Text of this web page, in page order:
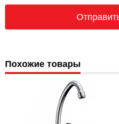
Похожие товары